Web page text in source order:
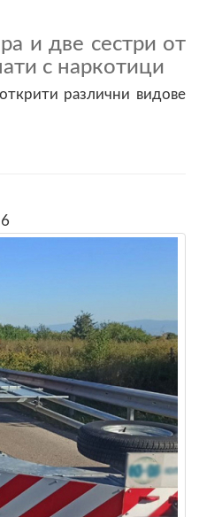
и две сестри от
с наркотици
различни видове